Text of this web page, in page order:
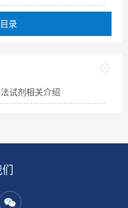
录
试剂相关介绍